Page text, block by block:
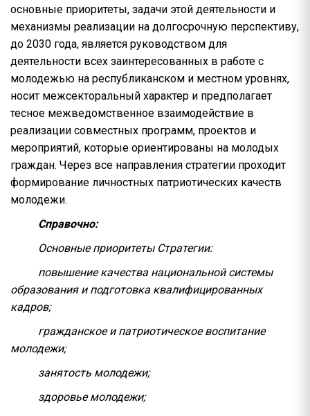
основные приоритеты, задачи этой деятельности и
механизмы реализации на долгосрочную перспективу,
до 2030 года, является руководством для
деятельности всех заинтересованных в работе с
молодежью на республиканском и местном уровнях,
носит межсекторальный характер и предполагает
тесное межведомственное взаимодействие в
реализации совместных программ, проектов и
мероприятий, которые ориентированы на молодых
граждан. Через все направления стратегии проходит
формирование личностных патриотических качеств
молодежи.
Справочно:
Основные приоритеты Стратегии:
повышение качества национальной системы
образования и подготовка квалифицированных
кадров;
гражданское и патриотическое воспитание
молодежи;
занятость молодежи;
здоровье молодежи;